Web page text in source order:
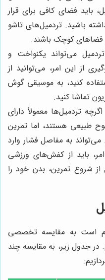
باید فضای کافی برای قرار
باشید. تردمیل‌های تاشو
فضاهای کوچک باشند.
می‌تواند یکنواخت و
از این امر، می‌توانید از
کنید، به موسیقی گوش
تماشا کنید.
اگرچه تردمیل‌ها معمولاً دارای
طبیعی هستند، اما تمرین
به مفاصل فشار وارد
باید از کفش‌های ورزشی
شروع تمرین، بدن خود را
است به مقایسه تخصصی
در جدول زیر، به مقایسه چند